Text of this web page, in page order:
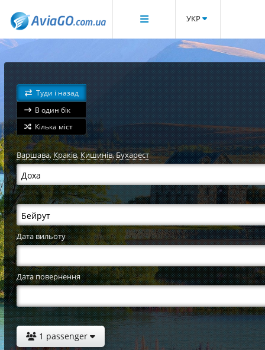
УКР
Туди і назад
В один бік
Кілька міст
Варшава,Краків,Кишинів,Бухарест
Дата вильоту
Дата повернення
1 passenger